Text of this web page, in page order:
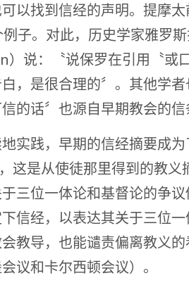
以找到信经的声明。提摩
子。对此，历史学家雅罗斯
）说：〝说保罗在引用〝或
，是很合理的〞。其他学
的话〞也源自早期教会的信
实践，早期的信经摘要成为
这是从使徒那里得到的教义
三位一体论和基督论的争
信经，以表达其关于三位
教导，也能谴责偏离教义
议和卡尔西顿会议）。